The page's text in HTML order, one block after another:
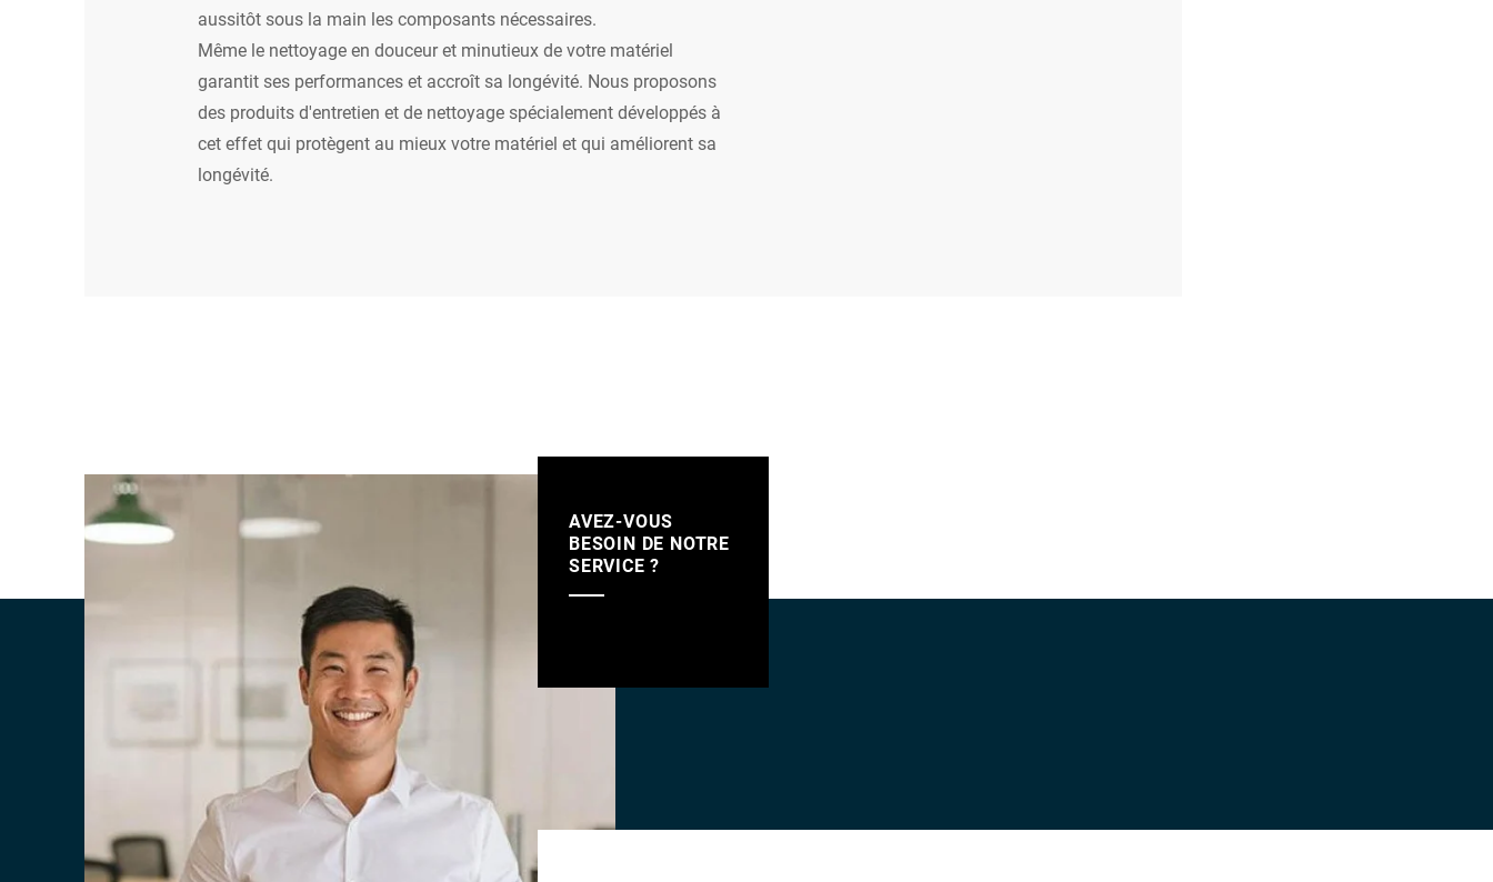
aussitôt sous la main les composants nécessaires.
Même le nettoyage en douceur et minutieux de votre matériel
garantit ses performances et accroît sa longévité. Nous proposons
des produits d'entretien et de nettoyage spécialement développés à
cet effet qui protègent au mieux votre matériel et qui améliorent sa
longévité.
AVEZ-VOUS
BESOIN DE NOTRE
SERVICE ?